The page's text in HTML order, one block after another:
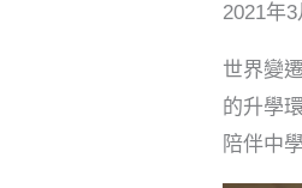
2021年
世界變
的升學
陪伴中